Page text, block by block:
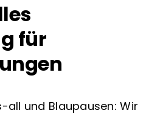
für
all und Blaupausen: Wir